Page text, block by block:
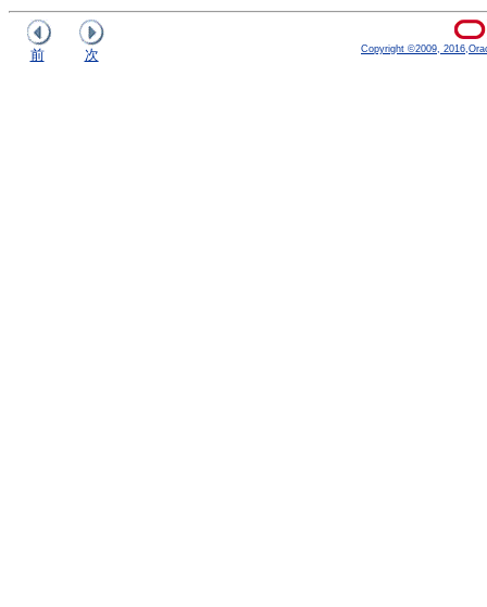
前 次 Copyright ©2009,